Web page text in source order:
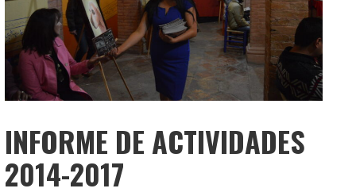
INFORME DE ACTIVIDADES
2014-2017